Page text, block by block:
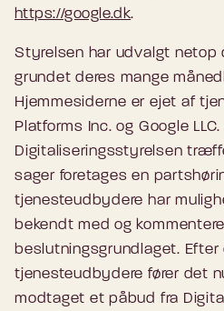
https://google.dk.
Styrelsen har udvalgt netop
grundet deres mange
Hjemmesiderne er ejet af
Platforms Inc. og Google
Digitaliseringsstyrelsen
sager foretages en
tjenesteudbydere har
bekendt med og
beslutningsgrundlaget.
tjenesteudbydere fører det
modtaget et påbud fra